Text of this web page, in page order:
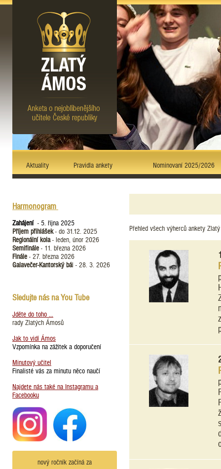
Aktuality Pravidla ankety Nominovaní 2025/2026
Harmonogram
Zahájení - 5. října 2025
Příjem přihlášek- do 31.12. 2025
Regionální kola- leden, únor 2026
Semifinále - 11. března 2026
Finále - 27. března 2026
Galavečer-Kantorský bál - 28. 3. 2026
Sledujte nás na You Tube
Jděte do toho ...
rady Zlatých Ámosů
Jak to vidí Ámos
Vzpomínka na zážitek a doporučení
Minutový učitel
Finalisté vás za minutu něco naučí
Najdete nás také na Instagramu a
Facebooku
nový ročník začíná za
Přehled všech výherců ankety